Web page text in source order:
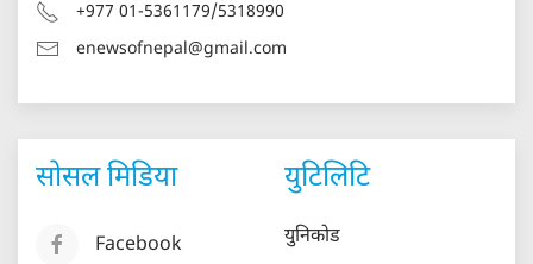
+977 01-5361179/5318990
enewsofnepal@gmail.com
सोसल मिडिया
Facebook
युटिलिटि
युनिकोड